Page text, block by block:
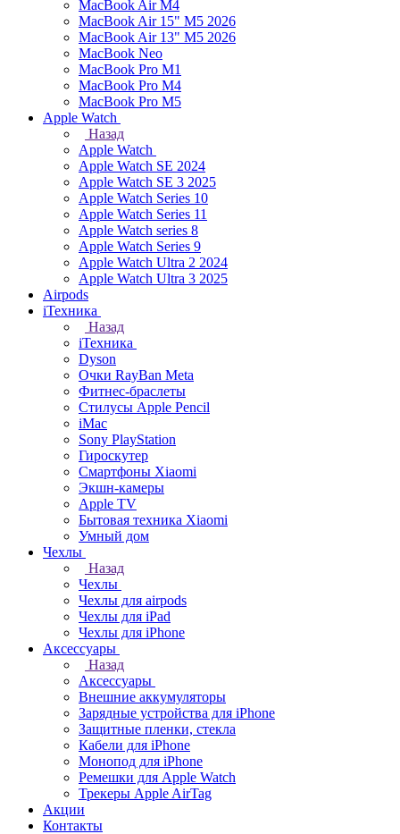
MacBook Air M4
MacBook Air 15" М5 2026
MacBook Air 13" М5 2026
MacBook Neo
MacBook Pro M1
MacBook Pro M4
MacBook Pro M5
Apple Watch
Назад
Apple Watch
Apple Watch SE 2024
Apple Watch SE 3 2025
Apple Watch Series 10
Apple Watch Series 11
Apple Watch series 8
Apple Watch Series 9
Apple Watch Ultra 2 2024
Apple Watch Ultra 3 2025
Airpods
iТехника
Назад
iТехника
Dyson
Очки RayBan Meta
Фитнес-браслеты
Стилусы Apple Pencil
iMac
Sony PlayStation
Гироскутер
Смартфоны Xiaomi
Экшн-камеры
Apple TV
Бытовая техника Xiaomi
Умный дом
Чехлы
Назад
Чехлы
Чехлы для airpods
Чехлы для iPad
Чехлы для iPhone
Аксессуары
Назад
Аксессуары
Внешние аккумуляторы
Зарядные устройства для iPhone
Защитные пленки, стекла
Кабели для iPhone
Монопод для iPhone
Ремешки для Apple Watch
Трекеры Apple AirTag
Акции
Контакты